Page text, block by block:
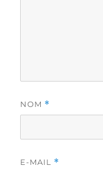
NOM *
E-MAIL *